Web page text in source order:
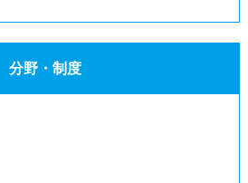
分野・制度